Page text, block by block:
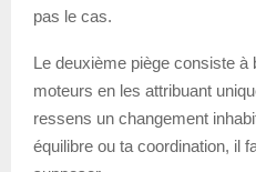
pas le cas.
Le deuxième piège consiste à
moteurs en les attribuant
ressens un changement
équilibre ou ta coordination, il